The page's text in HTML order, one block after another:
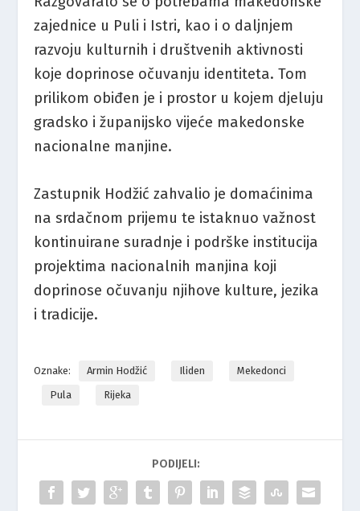
zajednice u Puli i Istri, kao i o daljnjem
razvoju kulturnih i društvenih aktivnosti
koje doprinose očuvanju identiteta. Tom
prilikom obiđen je i prostor u kojem djeluju
gradsko i županijsko vijeće makedonske
nacionalne manjine.
Zastupnik Hodžić zahvalio je domaćinima
na srdačnom prijemu te istaknuo važnost
kontinuirane suradnje i podrške institucija
projektima nacionalnih manjina koji
doprinose očuvanju njihove kulture, jezika
i tradicije.
Oznake: Armin Hodžić Iliden
Mekedonci
Pula
Rijeka
PODIJELI: